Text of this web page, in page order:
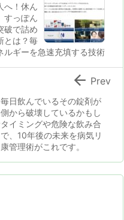
へ！休ん
すっぽん
破で詰め
とは？毎
ルギーを急速充填する技術
日飲んでいるその錠剤が
から破壊しているかもし
イミングや危険な飲み合
、10年後の未来を病気リ
管理術がこれです。
 Prev